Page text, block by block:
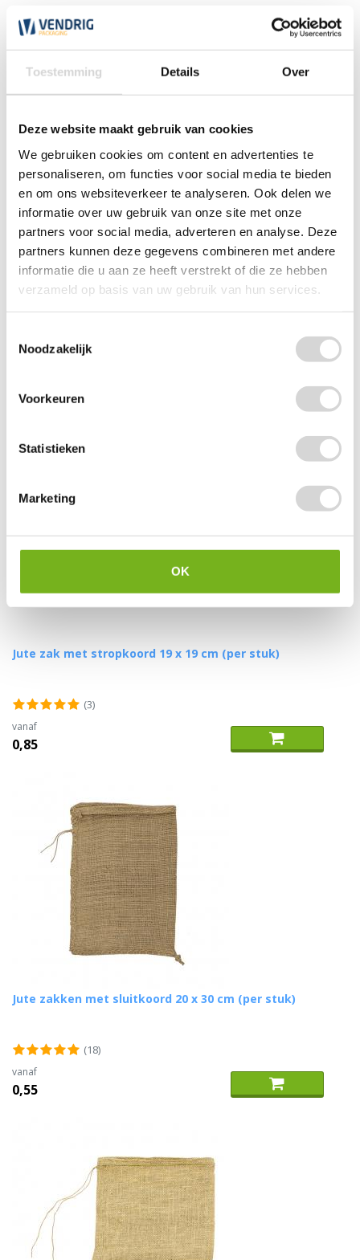
Toestemming Details Over
Deze website maakt gebruik van cookies
We gebruiken cookies om content en advertenties te
personaliseren, om functies voor social media te bieden
en om ons websiteverkeer te analyseren. Ook delen we
informatie over uw gebruik van onze site met onze
partners voor social media, adverteren en analyse. Deze
partners kunnen deze gegevens combineren met andere
informatie die u aan ze heeft verstrekt of die ze hebben
verzameld op basis van uw gebruik van hun services.
Noodzakelijk
Voorkeuren
Statistieken
Marketing
OK
vanaf
0,45
Jute zakken met sluitkoord 15 x 25 cm (per stuk)
(10)
0,50
Jute zak met stropkoord 19 x 19 cm (per stuk)
(3)
vanaf
0,85
Jute zakken met sluitkoord 20 x 30 cm (per stuk)
(18)
vanaf
0,55